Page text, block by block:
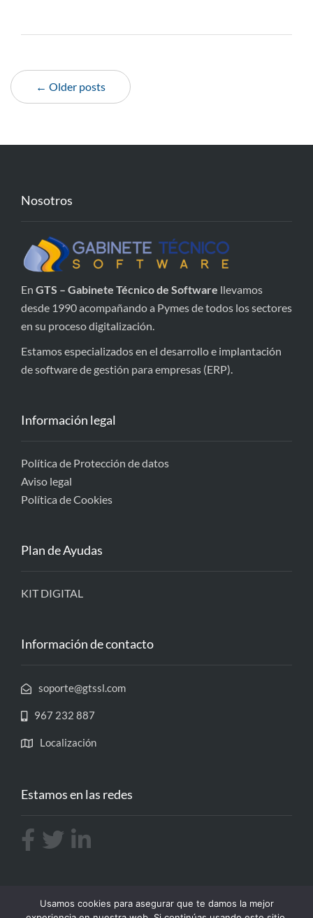
← Older posts
Nosotros
En GTS – Gabinete Técnico de Software llevamos
desde 1990 acompañando a Pymes de todos los sectores
en su proceso digitalización.
Estamos especializados en el desarrollo e implantación
de software de gestión para empresas (ERP).
Información legal
Política de Protección de datos
Aviso legal
Política de Cookies
Plan de Ayudas
KIT DIGITAL
Información de contacto
soporte@gtssl.com
967 232 887
Localización
Estamos en las redes
Usamos cookies para asegurar que te damos la mejor